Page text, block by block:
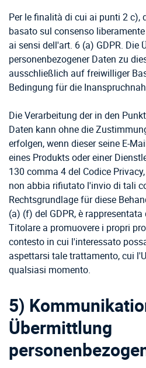
Per le finalità di cui ai punti 2 c),
basato sul consenso
ai sensi dell'art. 6 (a) GDPR. Die
personenbezogener Daten zu
ausschließlich auf freiwilliger
Bedingung für die
Die Verarbeitung der in den
Daten kann ohne die
erfolgen, wenn dieser seine E-
eines Produkts oder einer
130 comma 4 del Codice
non abbia rifiutato l'invio di tali
Rechtsgrundlage für diese
(a) (f) del GDPR, è
Titolare a promuovere i propri
contesto in cui l'interessato
aspettarsi tale trattamento, cui
qualsiasi momento.
5)
Übermittlung